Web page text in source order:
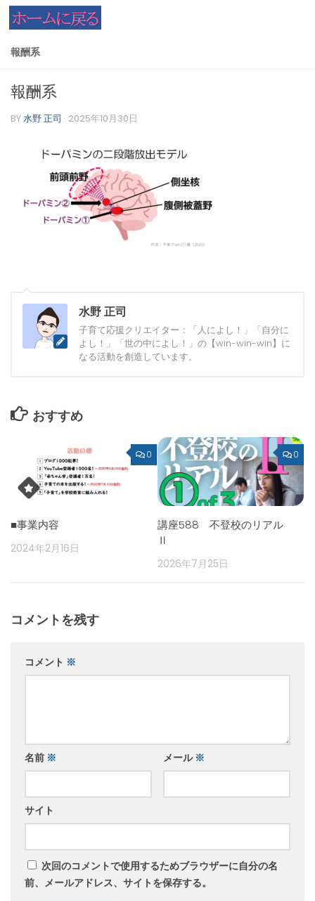
コンテンツへスキップ
報酬系
報酬系
BY水野 正司 · 2025年10月30日
水野 正司
子育て応援クリエイター：「人によし！」「自分に
よし！」「世の中によし！」の【win-win-win】に
なる活動を創造しています。
おすすめ
0
■事業内容
2024年2月16日
0
講座588 不登校のリアル
Ⅱ
2026年7月25日
コメントを残す
コメント ※
名前 ※ メール ※
サイト
次回のコメントで使用するためブラウザーに自分の名
前、メールアドレス、サイトを保存する。